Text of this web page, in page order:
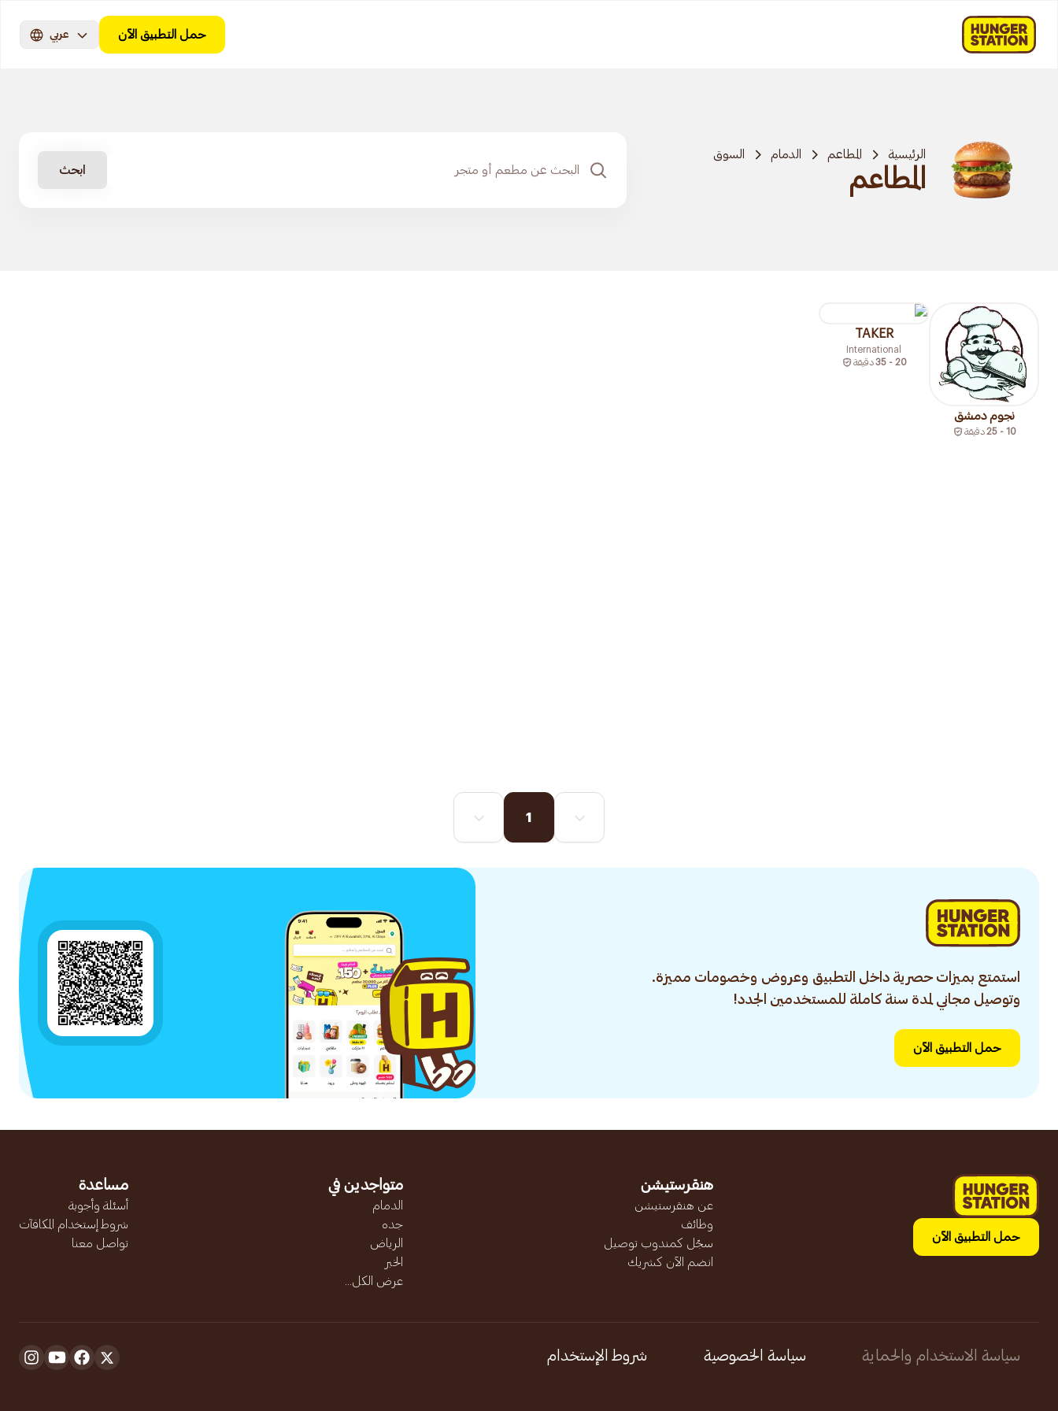
حمل التطبيق الآن عربي
الرئيسية المطاعم الدمام السوق
المطاعم ابحث
نجوم دمشق
10 - 25 دقيقة
TAKER
International
20 - 35
دقيقة
1
استمتع بميزات حصرية داخل التطبيق وعروض وخصومات مميزة.
وتوصيل مجاني لمدة سنة كاملة للمستخدمين الجدد!
حمل التطبيق الآن
حمل التطبيق الآن
هنقرستيشن
عن هنقرستيشن
وظائف
سجّل كمندوب توصيل
انضم الآن كشريك
متواجدين في
الدمام
جده
الرياض
الخبر
عرض الكل...
مساعدة
أسئلة وأجوبة
شروط إستخدام المكافآت
تواصل معنا
سياسة الاستخدام والحماية سياسة الخصوصية شروط الإستخدام